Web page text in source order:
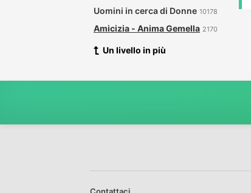
Uomini in cerca di Donne 10178
Amicizia - Anima Gemella 2170
Un livello in più